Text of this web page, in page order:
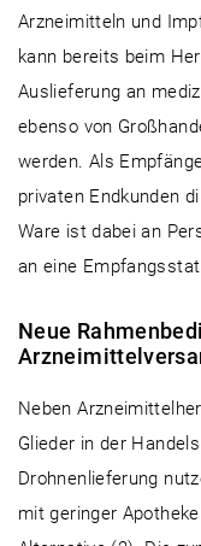
Arzneimitteln und
kann bereits beim
Auslieferung an
ebenso von
werden. Als
privaten Endkunden
Ware ist dabei an
an eine
Neue
Neben
Glieder in der
Drohnenlieferung
mit geringer